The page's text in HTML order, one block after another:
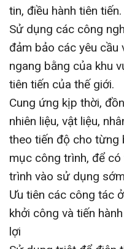
tin, điều hành tiên tiến.
Sử dụng các công
đảm bảo các yêu
ngang bằng của khu
tiên tiến của thế giới.
Cung ứng kịp thời,
nhiên liệu, vật liệu,
theo tiến độ cho từng
mục công trình, để
trình vào sử dụng
Ưu tiên các công tác
khởi công và tiến
lợi